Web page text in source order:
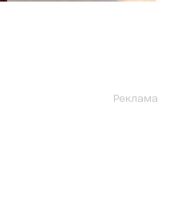
Реклама